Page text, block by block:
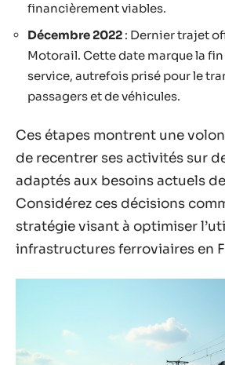
financièrement viables.
Décembre 2022 : Dernier trajet
Motorail. Cette date marque la fin
service, autrefois prisé pour le
passagers et de véhicules.
Ces étapes montrent une
de recentrer ses activités sur
adaptés aux besoins actuels
Considérez ces décisions
stratégie visant à optimiser
infrastructures ferroviaires en